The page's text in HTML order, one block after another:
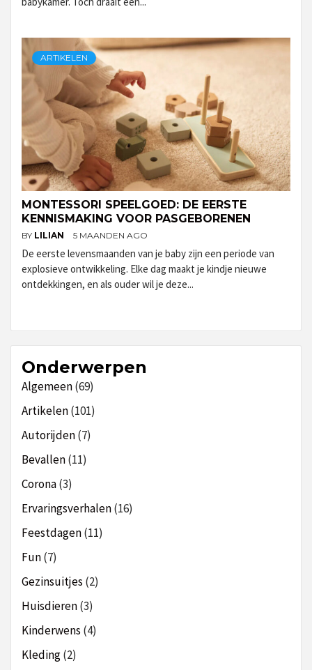
ARTIKELEN
MONTESSORI SPEELGOED: DE EERSTE
KENNISMAKING VOOR PASGEBORENEN
BY LILIAN 5 MAANDEN AGO
De eerste levensmaanden van je baby zijn een periode van
explosieve ontwikkeling. Elke dag maakt je kindje nieuwe
ontdekkingen, en als ouder wil je deze...
Onderwerpen
Algemeen(69)
Artikelen(101)
Autorijden(7)
Bevallen(11)
Corona(3)
Ervaringsverhalen(16)
Feestdagen(11)
Fun(7)
Gezinsuitjes (2)
Huisdieren(3)
Kinderwens (4)
Kleding(2)